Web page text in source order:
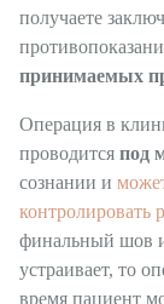
получаете
принимаемых
Операция в
проводится​​​​​​​ под
сознании и
контролировать
финальный шов и
устраивает, то
время пациент